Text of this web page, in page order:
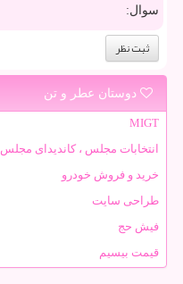
سوال:
دوستان عطر و تن
MIGT
انتخابات مجلس ، کاندیدای مجلس
خرید و فروش خودرو
طراحی سایت
فیش حج
قیمت بیسیم